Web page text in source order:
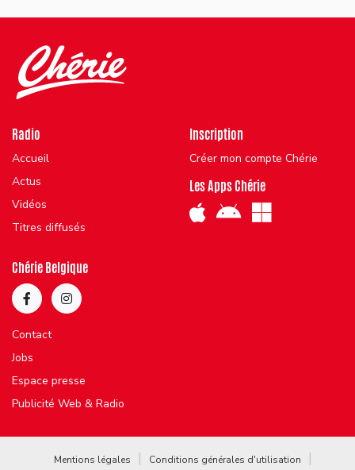
Radio
Accueil
Actus
Vidéos
Titres diffusés
Inscription
Créer mon compte Chérie
Les Apps Chérie
Chérie Belgique
Contact
Jobs
Espace presse
Publicité Web & Radio
Mentions légales Conditions générales d'utilisation